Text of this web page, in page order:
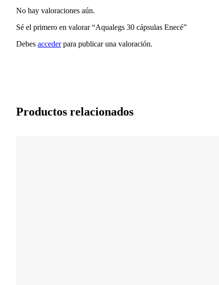
No hay valoraciones aún.
Sé el primero en valorar “Aqualegs 30 cápsulas Enecé”
Debes accederpara publicar una valoración.
Productos relacionados